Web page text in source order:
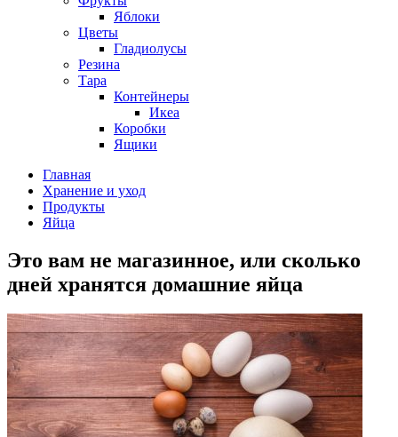
Яблоки
Цветы
Гладиолусы
Резина
Тара
Контейнеры
Икеа
Коробки
Ящики
Главная
Хранение и уход
Продукты
Яйца
Это вам не магазинное, или сколько
дней хранятся домашние яйца